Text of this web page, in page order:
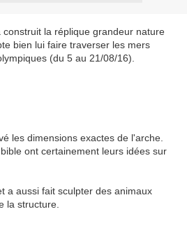
la réplique grandeur nature
bien lui faire traverser les mers
(du 5 au 21/08/16).
les dimensions exactes de l'arche.
ont certainement leurs idées sur
a aussi fait sculpter des animaux
la structure.